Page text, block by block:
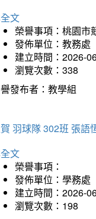
文
榮譽事項：桃園市
發佈單位：教務處
建立時間：2026-
瀏覽次數：338
發布者：教學組
羽球隊 302班 張語
文
榮譽事項：
發佈單位：學務處
建立時間：2026-
瀏覽次數：198